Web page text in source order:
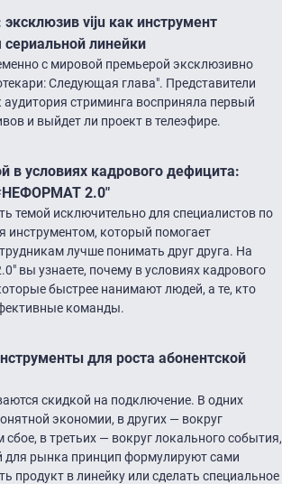
viju как инструмент
сериальной линейки
с мировой премьерой эксклюзивно
Следующая глава". Представители
стриминга восприняла первый
и выйдет ли проект в телеэфире.
в условиях кадрового дефицита:
2.0"
темой исключительно для специалистов по
инструментом, который помогает
лучше понимать друг друга. На
вы узнаете, почему в условиях кадрового
быстрее нанимают людей, а те, кто
команды.
для роста абонентской
скидкой на подключение. В одних
экономии, в других — вокруг
в третьих — вокруг локального события,
для рынка принцип формулируют сами
продукт в линейку или сделать специальное